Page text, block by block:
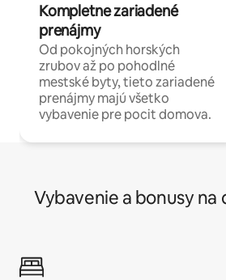
Kompletne zariadené
prenájmy
Od pokojných horských
zrubov až po pohodlné
mestské byty, tieto zariadené
prenájmy majú všetko
vybavenie pre pocit domova.
Vybavenie a bonusy na